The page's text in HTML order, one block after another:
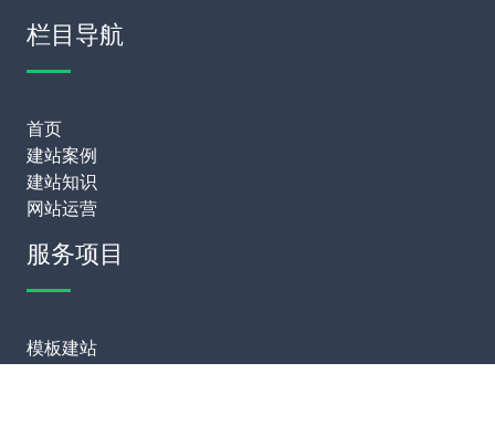
栏目导航
首页
建站案例
建站知识
网站运营
服务项目
模板建站